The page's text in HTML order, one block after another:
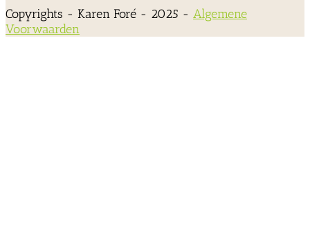
Copyrights - Karen Foré - 2025 - Algemene
Voorwaarden